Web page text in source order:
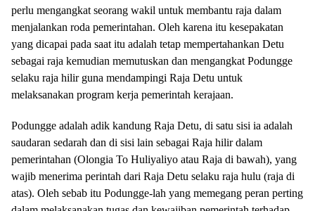
perlu mengangkat seorang wakil untuk membantu raja dalam
menjalankan roda pemerintahan. Oleh karena itu kesepakatan
yang dicapai pada saat itu adalah tetap mempertahankan Detu
sebagai raja kemudian memutuskan dan mengangkat Podungge
selaku raja hilir guna mendampingi Raja Detu untuk
melaksanakan program kerja pemerintah kerajaan.
Podungge adalah adik kandung Raja Detu, di satu sisi ia adalah
saudaran sedarah dan di sisi lain sebagai Raja hilir dalam
pemerintahan (Olongia To Huliyaliyo atau Raja di bawah), yang
wajib menerima perintah dari Raja Detu selaku raja hulu (raja di
atas). Oleh sebab itu Podungge-lah yang memegang peran perting